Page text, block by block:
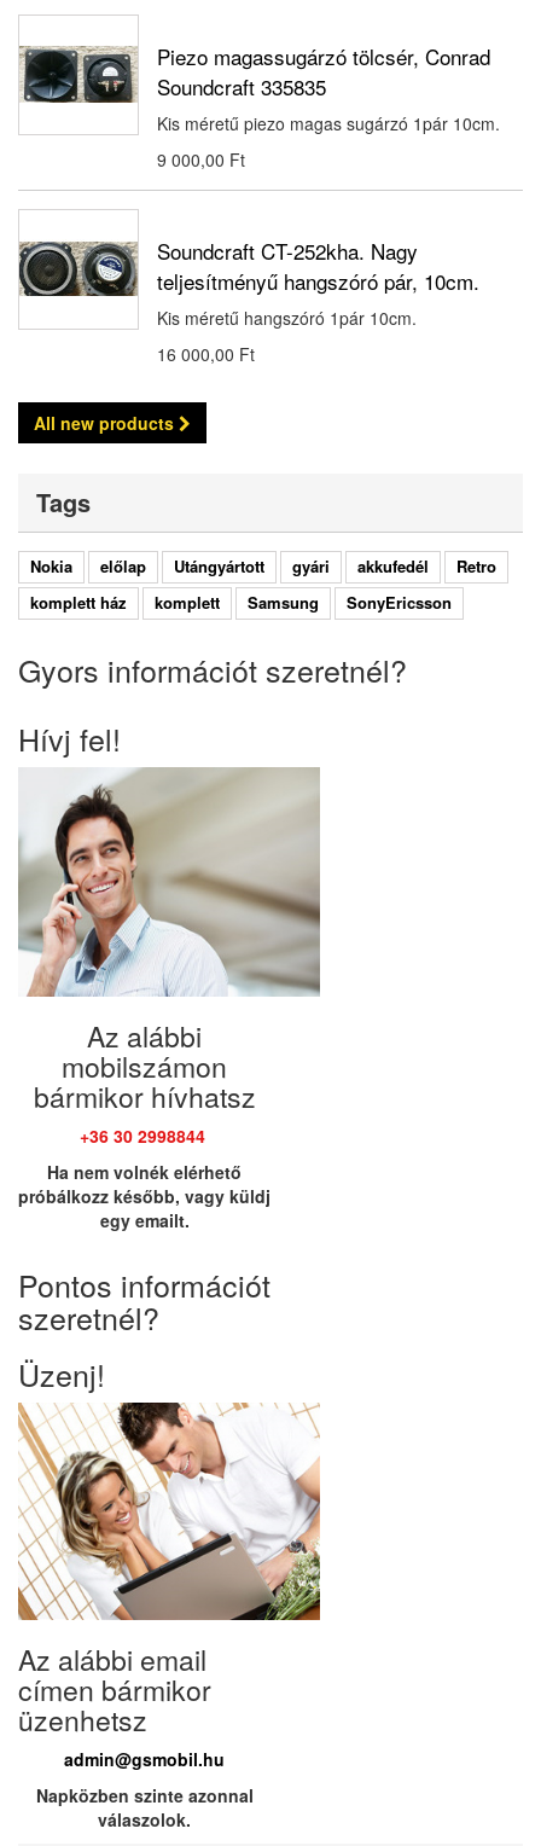
Piezo magassugárzó tölcsér, Conrad
Soundcraft 335835
Kis méretű piezo magas sugárzó 1pár 10cm.
9 000,00 Ft‎
Soundcraft CT-252kha. Nagy
teljesítményű hangszóró pár, 10cm.
Kis méretű hangszóró 1pár 10cm.
16 000,00 Ft‎
All new products
Tags
Nokia előlap Utángyártott gyári akkufedél
Retro
komplett ház
komplett Samsung SonyEricsson
Gyors információt szeretnél?
Hívj fel!
Az alábbi
mobilszámon
bármikor hívhatsz
+36 30 2998844
Ha nem volnék elérhető
próbálkozz később, vagy küldj
egy emailt.
Pontos információt
szeretnél?
Üzenj!
Az alábbi email
címen bármikor
üzenhetsz
admin@gsmobil.hu
Napközben szinte azonnal
válaszolok.